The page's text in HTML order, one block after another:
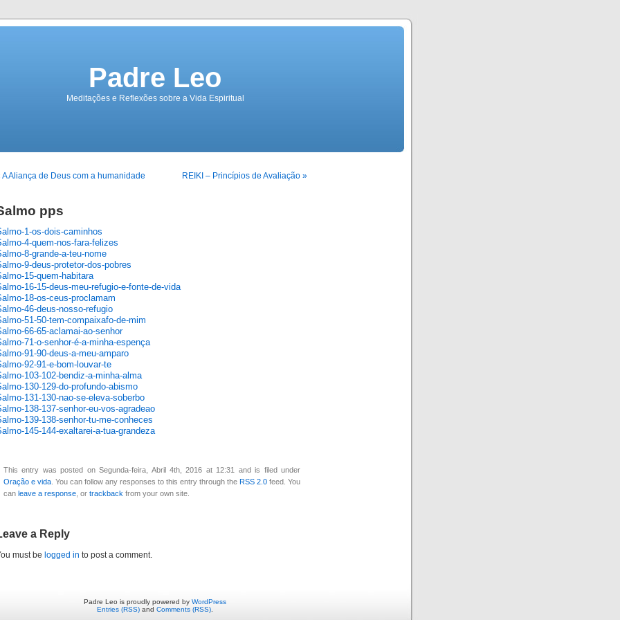
Padre Leo
Meditações e Reflexões sobre a Vida Espiritual
A Aliança de Deus com a humanidade REIKI – Princípios de Avaliação »
pps
1-os-dois-caminhos
4-quem-nos-fara-felizes
8-grande-a-teu-nome
9-deus-protetor-dos-pobres
15-quem-habitara
16-15-deus-meu-refugio-e-fonte-de-vida
18-os-ceus-proclamam
46-deus-nosso-refugio
51-50-tem-compaixafo-de-mim
66-65-aclamai-ao-senhor
71-o-senhor-é-a-minha-espença
91-90-deus-a-meu-amparo
92-91-e-bom-louvar-te
103-102-bendiz-a-minha-alma
130-129-do-profundo-abismo
131-130-nao-se-eleva-soberbo
138-137-senhor-eu-vos-agradeao
139-138-senhor-tu-me-conheces
145-144-exaltarei-a-tua-grandeza
This entry was posted on Segunda-feira, Abril 4th, 2016 at 12:31 and is filed under
Oração e vida . You can follow any responses to this entry through the RSS 2.0 feed. You
can leave a response , or trackback from your own site.
a Reply
must be logged in to post a comment.
Padre Leo is proudly powered by WordPress
Entries (RSS) and Comments (RSS)